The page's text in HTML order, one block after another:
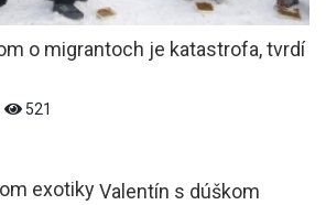
o migrantoch je katastrofa, tvrdí
521
Valentín s dúškom